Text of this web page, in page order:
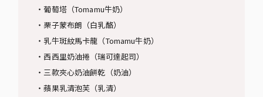
・葡萄塔（Tomamu牛奶）
・栗子蒙布朗（白乳酪）
・乳牛斑紋馬卡龍（Tomamu牛奶）
・西西里奶油捲（瑞可達起司）
・三款夾心奶油餅乾（奶油）
・蘋果乳清泡芙（乳清）